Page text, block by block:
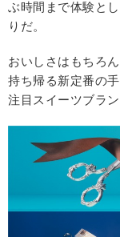
ぶ時間まで体験と
りだ。
おいしさはもちろ
持ち帰る新定番の
注目スイーツブラ